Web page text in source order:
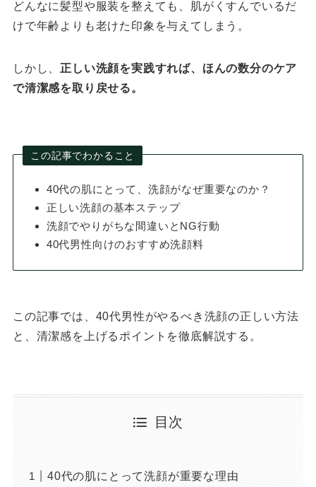
どんなに髪型や服装を整えても、肌がくすんでいるだ
けで年齢よりも老けた印象を与えてしまう。
しかし、 正しい洗顔を実践すれば、ほんの数分のケア
で清潔感を取り戻せる。
この記事でわかること
40代の肌にとって、洗顔がなぜ重要なのか？
正しい洗顔の基本ステップ
洗顔でやりがちな間違いとNG行動
40代男性向けのおすすめ洗顔料
この記事では、40代男性がやるべき洗顔の正しい方法
と、清潔感を上げるポイントを徹底解説する。
目次
40代の肌にとって洗顔が重要な理由